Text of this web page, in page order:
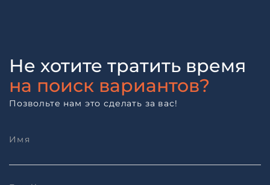
Не хотите тратить время
на поиск вариантов?
Позвольте нам это сделать за вас!